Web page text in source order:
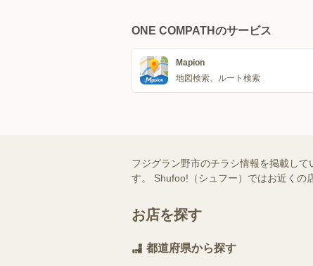
ONE COMPATHのサービス
Mapion
地図検索、ルート検索
フジグラン野市のチラシ情報を掲載し
す。 Shufoo!（シュフー）ではお近くの
お店を探す
都道府県から探す